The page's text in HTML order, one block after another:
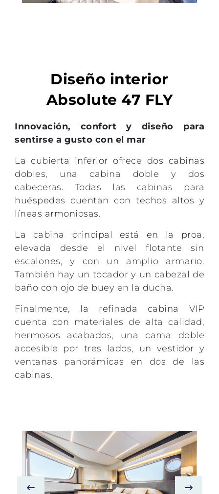
Diseño interior
Absolute 47 FLY
Innovación, confort y diseño para
sentirse a gusto con el mar
La cubierta inferior ofrece dos cabinas
dobles, una cabina doble y dos
cabeceras. Todas las cabinas para
huéspedes cuentan con techos altos y
líneas armoniosas.
La cabina principal está en la proa,
elevada desde el nivel flotante sin
escalones, y con un amplio armario.
También hay un tocador y un cabezal de
baño con ojo de buey en la ducha.
Finalmente, la refinada cabina VIP
cuenta con materiales de alta calidad,
hermosos acabados, una cama doble
accesible por tres lados, un vestidor y
ventanas panorámicas en dos de las
cabinas.